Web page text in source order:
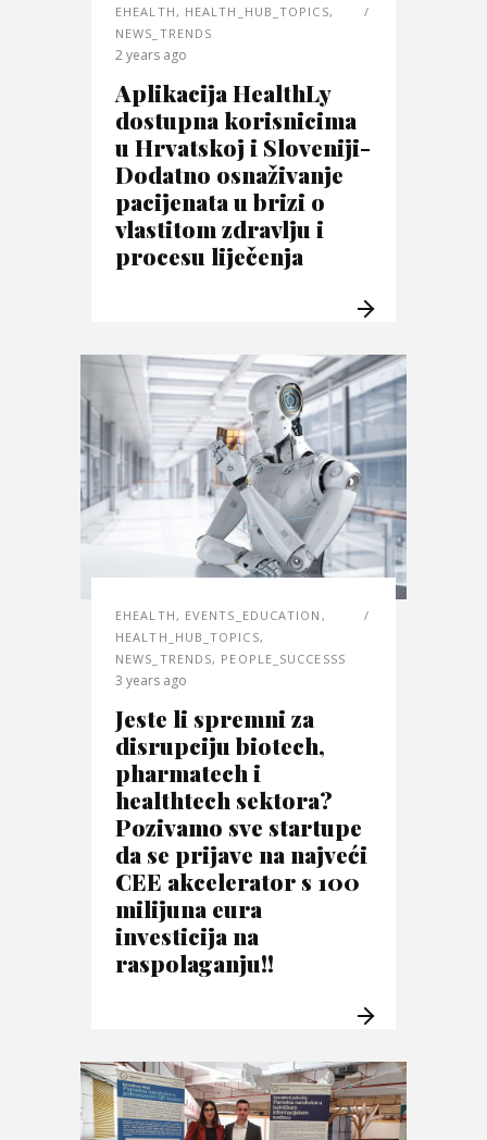
EHEALTH , HEALTH_HUB_TOPICS,
NEWS_TRENDS
2 years ago
Aplikacija HealthLy
dostupna korisnicima
u Hrvatskoj i Sloveniji-
Dodatno osnaživanje
pacijenata u brizi o
vlastitom zdravlju i
procesu liječenja
EHEALTH, EVENTS_EDUCATION ,
HEALTH_HUB_TOPICS,
NEWS_TRENDS, PEOPLE_SUCCESSS
3 years ago
Jeste li spremni za
disrupciju biotech,
pharmatech i
healthtech sektora?
Pozivamo sve startupe
da se prijave na najveći
CEE akcelerator s 100
milijuna eura
investicija na
raspolaganju!!